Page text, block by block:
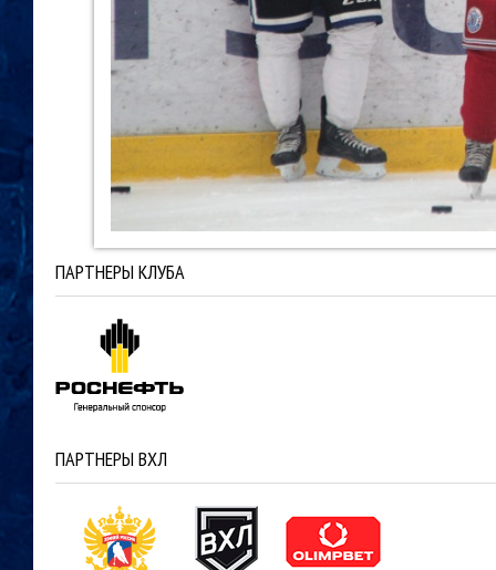
ПАРТНЕРЫ КЛУБА
ПАРТНЕРЫ ВХЛ